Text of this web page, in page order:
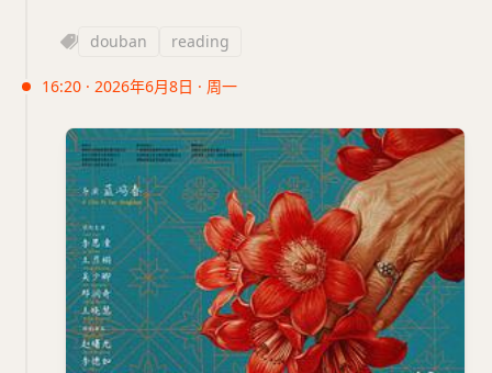
douban reading
16:20 · 2026年6月8日 · 周一